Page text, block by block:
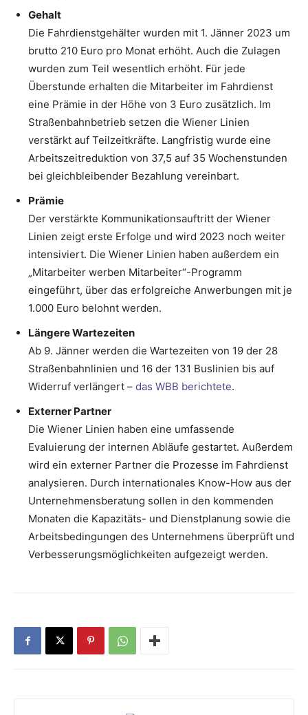
Gehalt
Die Fahrdienstgehälter wurden mit 1. Jänner 2023 um
brutto 210 Euro pro Monat erhöht. Auch die Zulagen
wurden zum Teil wesentlich erhöht. Für jede
Überstunde erhalten die Mitarbeiter im Fahrdienst
eine Prämie in der Höhe von 3 Euro zusätzlich. Im
Straßenbahnbetrieb setzen die Wiener Linien
verstärkt auf Teilzeitkräfte. Langfristig wurde eine
Arbeitszeitreduktion von 37,5 auf 35 Wochenstunden
bei gleichbleibender Bezahlung vereinbart.
Prämie
Der verstärkte Kommunikationsauftritt der Wiener
Linien zeigt erste Erfolge und wird 2023 noch weiter
intensiviert. Die Wiener Linien haben außerdem ein
„Mitarbeiter werben Mitarbeiter“-Programm
eingeführt, über das erfolgreiche Anwerbungen mit je
1.000 Euro belohnt werden.
Längere Wartezeiten
Ab 9. Jänner werden die Wartezeiten von 19 der 28
Straßenbahnlinien und 16 der 131 Buslinien bis auf
Widerruf verlängert – das WBB berichtete.
Externer Partner
Die Wiener Linien haben eine umfassende
Evaluierung der internen Abläufe gestartet. Außerdem
wird ein externer Partner die Prozesse im Fahrdienst
analysieren. Durch internationales Know-How aus der
Unternehmensberatung sollen in den kommenden
Monaten die Kapazitäts- und Dienstplanung sowie die
Arbeitsbedingungen des Unternehmens überprüft und
Verbesserungsmöglichkeiten aufgezeigt werden.